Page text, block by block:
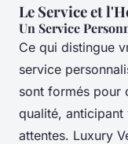
Le Service et
Un Service
Ce qui distingue
service
sont formés pour
qualité, anticipant
attentes. Luxury